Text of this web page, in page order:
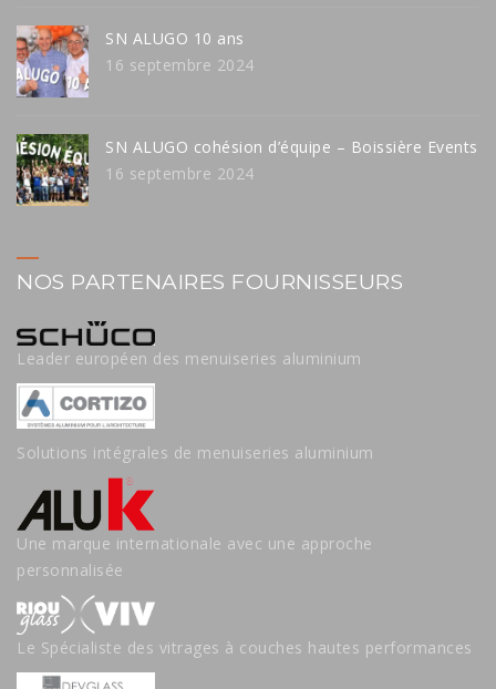
SN ALUGO 10 ans
16 septembre 2024
SN ALUGO cohésion d’équipe – Boissière Events
16 septembre 2024
NOS PARTENAIRES FOURNISSEURS
Leader européen des menuiseries aluminium
Solutions intégrales de menuiseries aluminium
Une marque internationale avec une approche
personnalisée
Le Spécialiste des vitrages à couches hautes performances